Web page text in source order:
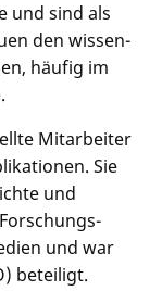
und sind als
den wissen­
häufig im
Mitarbeiter
Sie
und
und war
beteiligt.